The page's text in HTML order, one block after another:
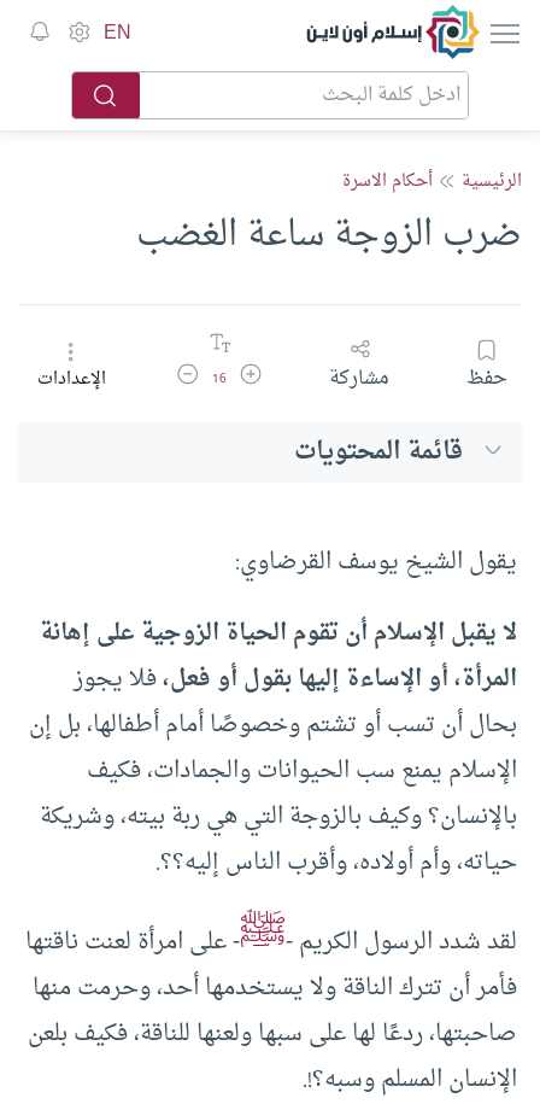
إسلام أون لاين EN
الرئيسية أحكام الاسرة
ضرب الزوجة ساعة الغضب
حفظ مشاركة زيادة حجم الخط
16 تقليل حجم الخطالإعدادات
قائمة المحتويات
يقول الشيخ يوسف القرضاوي:
لا يقبل الإسلام أن تقوم الحياة الزوجية على إهانة
المرأة، أو الإساءة إليها بقول أو فعل،فلا يجوز
بحال أن تسب أو تشتم وخصوصًا أمام أطفالها، بل إن
الإسلام يمنع سب الحيوانات والجمادات، فكيف
بالإنسان؟ وكيف بالزوجة التي هي ربة بيته، وشريكة
حياته، وأم أولاده، وأقرب الناس إليه؟؟.
لقد شدد الرسول الكريم -ﷺ- على امرأة لعنت ناقتها
فأمر أن تترك الناقة ولا يستخدمها أحد، وحرمت منها
صاحبتها، ردعًا لها على سبها ولعنها للناقة، فكيف بلعن
الإنسان المسلم وسبه؟!.